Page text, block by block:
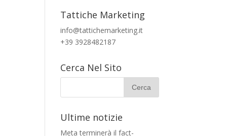
Tattiche Marketing
info@tattichemarketing.it
+39 3928482187
Cerca Nel Sito
Ultime notizie
Meta terminerà il fact-